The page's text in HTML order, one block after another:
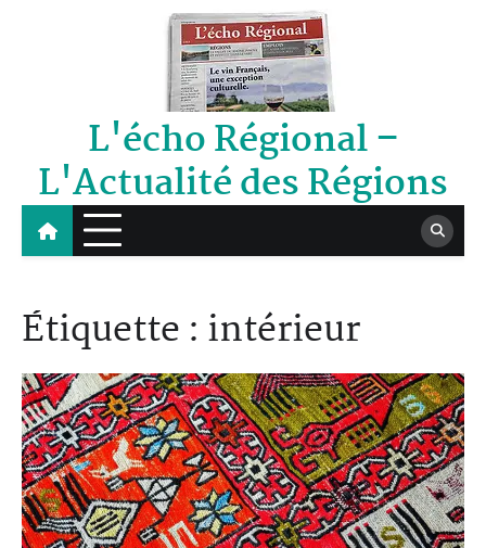
L'écho Régional –
L'Actualité des Régions
Étiquette : intérieur